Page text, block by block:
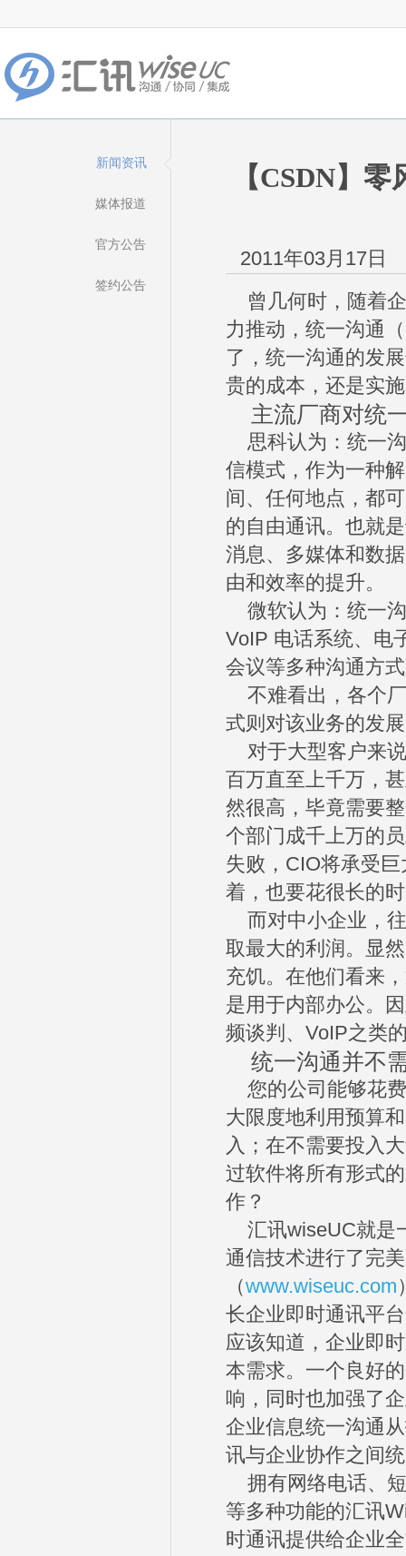
新闻资讯
媒体报道
官方公告
签约公告
【CSDN】
2011年03月17日
曾几何时，随着
力推动，统一沟通
了，统一沟通的发
贵的成本，还是实
主流厂商对统
思科认为：统一
信模式，作为一种
间、任何地点，都
的自由通讯。也就
消息、多媒体和数
由和效率的提升。
微软认为：统一沟
VoIP 电话系统、电
会议等多种沟通方
不难看出，各个
式则对该业务的发
对于大型客户来
百万直至上千万，
然很高，毕竟需要
个部门成千上万的
失败，CIO将承受
着，也要花很长的
而对中小企业，
取最大的利润。显
充饥。在他们看来
是用于内部办公。
频谈判、VoIP之类
统一沟通并不
您的公司能够花
大限度地利用预算
入；在不需要投入
过软件将所有形式
作？
汇讯wiseUC就是
通信技术进行了完
（www.wiseuc.com
长企业即时通讯平
应该知道，企业即
本需求。一个良好
响，同时也加强了
企业信息统一沟通
讯与企业协作之间
拥有网络电话、
等多种功能的汇讯
时通讯提供给企业